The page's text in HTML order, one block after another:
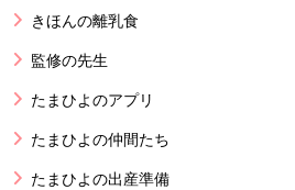
きほんの離乳食
監修の先生
たまひよのアプリ
たまひよの仲間たち
たまひよの出産準備